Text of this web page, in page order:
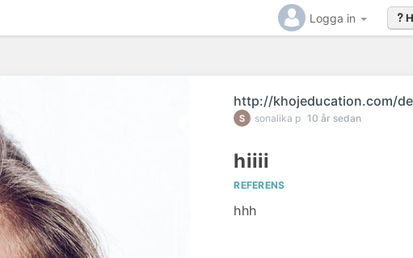
Logga in
http://khojeducation.com/
sonalika p 10 år sedan
hiiii
REFERENS
hhh